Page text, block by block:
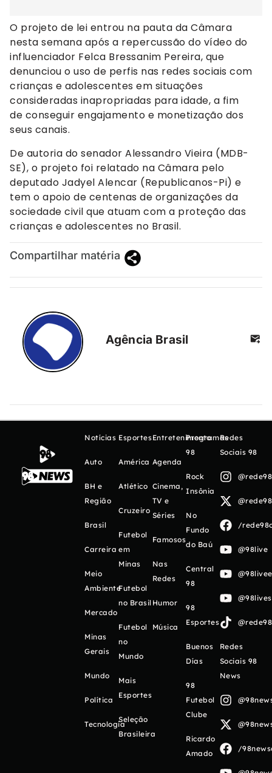
O projeto de lei entrou na pauta da Câmara
nesta semana após a repercussão do vídeo do
influenciador Felca Bressanim Pereira, que
denunciou o uso de perfis nas redes sociais com
crianças e adolescentes em situações
consideradas inapropriadas para idade, a fim
de conseguir engajamento e monetização dos
seus canais.
De autoria do senador Alessandro Vieira (MDB-
SE), o projeto foi relatado na Câmara pelo
deputado Jadyel Alencar (Republicanos-Pi) e
tem o apoio de centenas de organizações da
sociedade civil que atuam com a proteção das
crianças e adolescentes no Brasil.
Compartilhar matéria
Agência Brasil
Notícias
Auto
BH e
Região
Brasil
Carreira
Meio
Ambiente
Mercado
Minas
Gerais
Mundo
Política
Tecnologia
Esportes
América
Atlético
Cruzeiro
Futebol
em
Minas
Futebol
no Brasil
Futebol
no
Mundo
Mais
Esportes
Seleção
Brasileira
Entretenimento
Agenda
Cinema,
TV e
Séries
Famosos
Nas
Redes
Humor
Música
Programas
98
Rock
Insônia
No
Fundo
do Baú
Central
98
98
Esportes
Buenos
Días
98
Futebol
Clube
Ricardo
Amado
Redes
Sociais 98
/
@98live
Redes
Sociais 98
News
/